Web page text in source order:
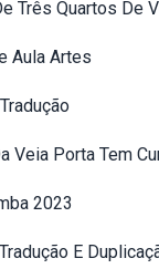
Três Quartos De
Aula Artes
Veia Porta Tem
2023
E